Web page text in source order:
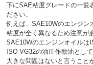
下にSAE粘度グレードの一覧
ださい。
例えば、SAE10Wのエンジン
粘度が全く異なるため注意が
SAE10Wのエンジンオイルは
ISO VG32の油圧作動油とし
大きな問題はないと言うこと